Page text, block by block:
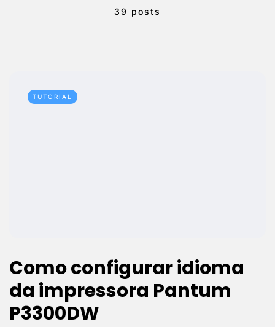
39 posts
TUTORIAL
Como configurar idioma
da impressora Pantum
P3300DW